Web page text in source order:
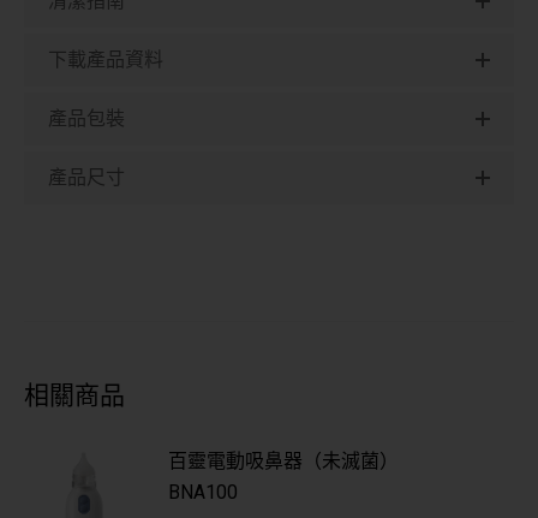
下載產品資料
產品包裝
產品尺寸
相關商品
百靈電動吸鼻器（未滅菌）
BNA100